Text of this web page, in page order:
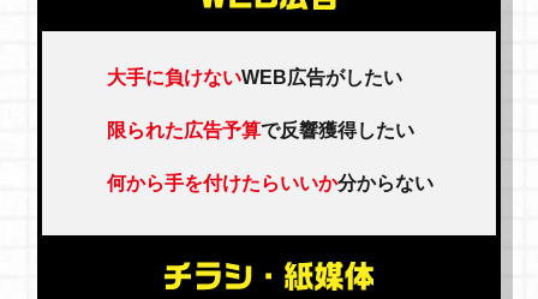
大手に負けないWEB広告がしたい
限られた広告予算で反響獲得したい
何から手を付けたらいいか分からない